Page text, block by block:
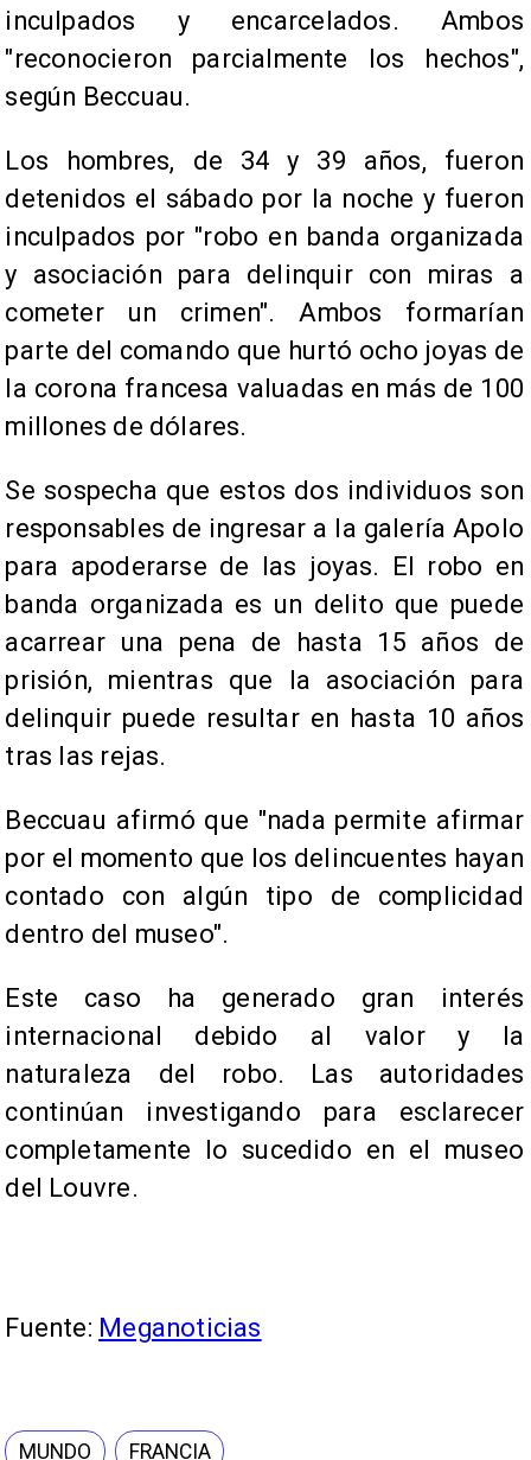
inculpados y encarcelados. Ambos
"reconocieron parcialmente los hechos",
según Beccuau.
Los hombres, de 34 y 39 años, fueron
detenidos el sábado por la noche y fueron
inculpados por "robo en banda organizada
y asociación para delinquir con miras a
cometer un crimen". Ambos formarían
parte del comando que hurtó ocho joyas de
la corona francesa valuadas en más de 100
millones de dólares.
Se sospecha que estos dos individuos son
responsables de ingresar a la galería Apolo
para apoderarse de las joyas. El robo en
banda organizada es un delito que puede
acarrear una pena de hasta 15 años de
prisión, mientras que la asociación para
delinquir puede resultar en hasta 10 años
tras las rejas.
Beccuau afirmó que "nada permite afirmar
por el momento que los delincuentes hayan
contado con algún tipo de complicidad
dentro del museo".
Este caso ha generado gran interés
internacional debido al valor y la
naturaleza del robo. Las autoridades
continúan investigando para esclarecer
completamente lo sucedido en el museo
del Louvre.
Fuente: Meganoticias
MUNDO FRANCIA